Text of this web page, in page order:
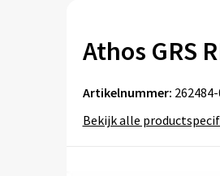
Athos GRS
Artikelnummer:
Bekijk alle